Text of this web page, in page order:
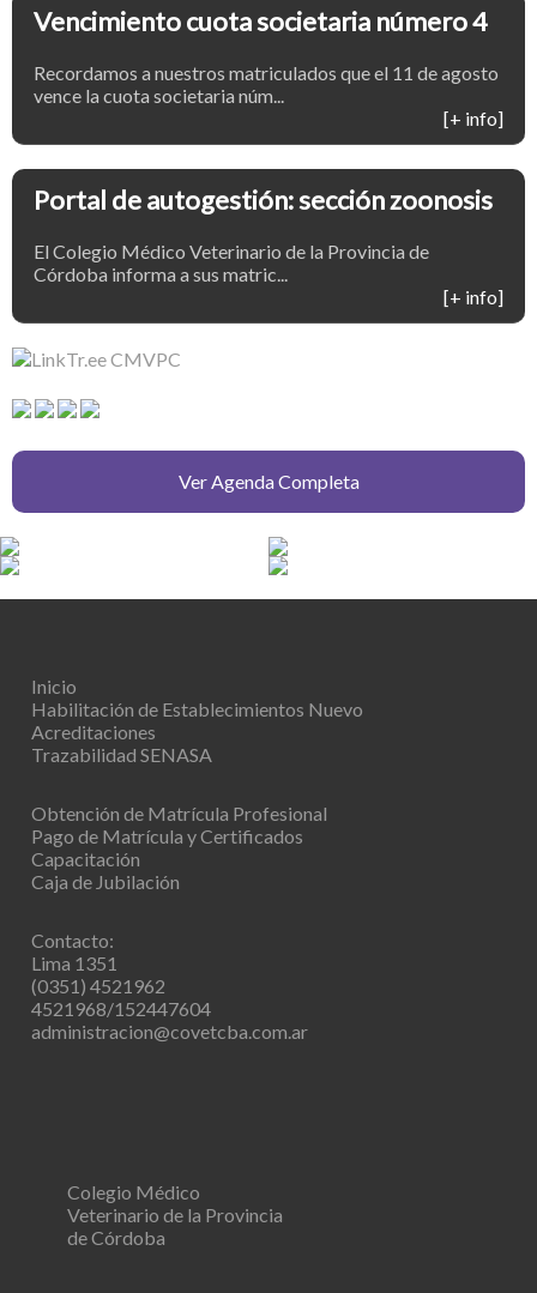
Vencimiento cuota societaria número 4
Recordamos a nuestros matriculados que el 11 de agosto
vence la cuota societaria núm...
[+ info]
Portal de autogestión: sección zoonosis
El Colegio Médico Veterinario de la Provincia de
Córdoba informa a sus matric...
[+ info]
Ver Agenda Completa
Inicio
Habilitación de Establecimientos Nuevo
Acreditaciones
Trazabilidad SENASA
Obtención de Matrícula Profesional
Pago de Matrícula y Certificados
Capacitación
Caja de Jubilación
Contacto:
Lima 1351
(0351) 4521962
4521968/152447604
administracion@covetcba.com.ar
Colegio Médico
Veterinario de la Provincia
de Córdoba